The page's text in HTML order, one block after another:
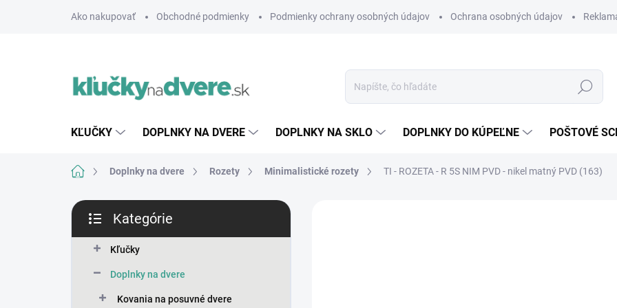
Ako nakupovať Obchodné podmienky Podmienky ochrany osobných údajov Ochrana osobných údajov
Hľadať
KĽUČKY DOPLNKY NA DVERE DOPLNKY NA SKLO DOPLNKY DO KÚPEĽNE POŠTOVÉ
DomovDoplnky na dvere Rozety Minimalistické rozety TI - ROZETA - R 5S NIM PVD - nikel matný PVD (163)
B
č
kategórie
Kategórie
Kľučky
Doplnky na dvere
Kovania na posuvné dvere